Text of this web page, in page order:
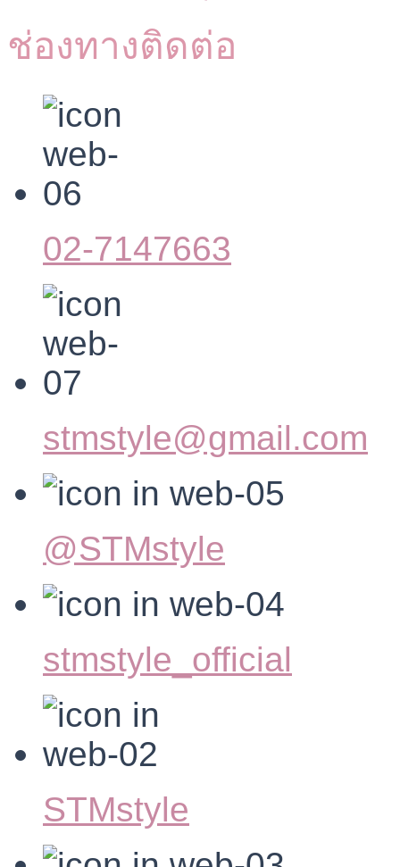
ช่องทางติดต่อ
02-7147663
stmstyle@gmail.com
@STMstyle
stmstyle_official
STMstyle